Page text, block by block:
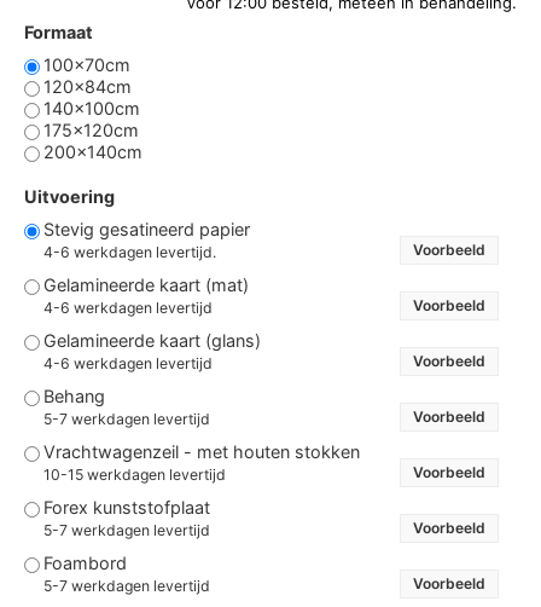
Formaat
100x70cm
120x84cm
140x100cm
175x120cm
200x140cm
Uitvoering
Stevig gesatineerd papier
4-6 werkdagen levertijd. Voorbeeld
Gelamineerde kaart (mat)
4-6 werkdagen levertijd Voorbeeld
Gelamineerde kaart (glans)
4-6 werkdagen levertijd Voorbeeld
Behang
5-7 werkdagen levertijd Voorbeeld
Vrachtwagenzeil - met houten stokken
10-15 werkdagen levertijd Voorbeeld
Forex kunststofplaat
5-7 werkdagen levertijd Voorbeeld
Foambord
5-7 werkdagen levertijd Voorbeeld